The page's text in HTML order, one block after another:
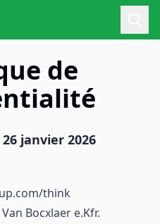
de
janvier 2026
think
Bocxlaer e.Kfr.